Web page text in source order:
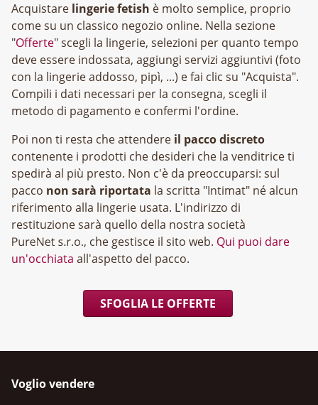
Acquistare lingerie fetish è molto semplice, proprio
come su un classico negozio online. Nella sezione
"Offerte" scegli la lingerie, selezioni per quanto tempo
deve essere indossata, aggiungi servizi aggiuntivi (foto
con la lingerie addosso, pipì, ...) e fai clic su "Acquista".
Compili i dati necessari per la consegna, scegli il
metodo di pagamento e confermi l'ordine.
Poi non ti resta che attendere il pacco discreto
contenente i prodotti che desideri che la venditrice ti
spedirà al più presto. Non c'è da preoccuparsi: sul
pacco non sarà riportata la scritta "Intimat" né alcun
riferimento alla lingerie usata. L'indirizzo di
restituzione sarà quello della nostra società
, che gestisce il sito web. Qui puoi dare
un'occhiata all'aspetto del pacco.
SFOGLIA LE OFFERTE
Voglio vendere